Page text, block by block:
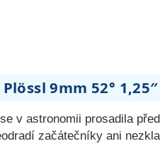
9mm 52° 1,25″
v astronomii prosadila
začátečníky ani